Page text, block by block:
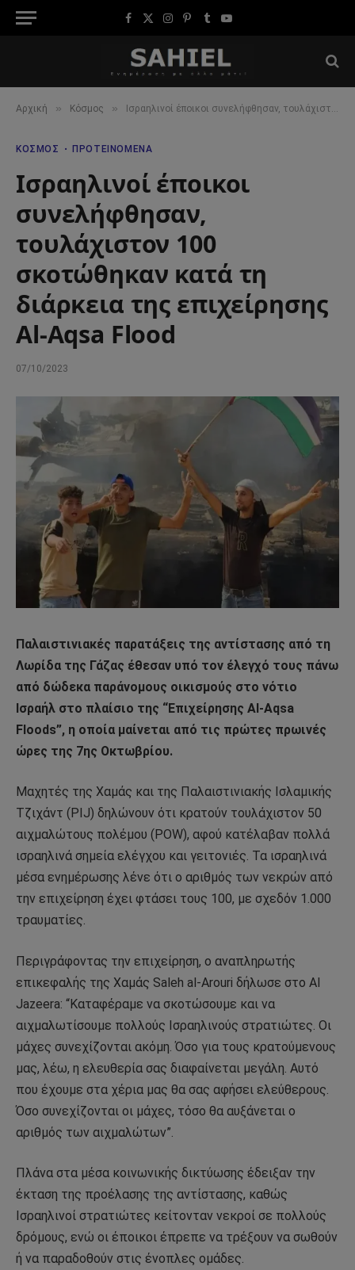
Facebook
X
Instagram
Pinterest
TumblrYouTube
Αρχική » Κόσμος » Ισραηλινοί έποικοι συνελήφθησαν, τουλάχιστον 100 σκοτώθηκαν κατά τη διάρκεια της επιχείρησης Al-Aqsa Flood
ΚΌΣΜΟΣ ΠΡΟΤΕΙΝΌΜΕΝΑ
Ισραηλινοί έποικοι
συνελήφθησαν,
τουλάχιστον 100
σκοτώθηκαν κατά τη
διάρκεια της επιχείρησης
Al-Aqsa Flood
07/10/2023
Παλαιστινιακές παρατάξεις της αντίστασης από τη
Λωρίδα της Γάζας έθεσαν υπό τον έλεγχό τους πάνω
από δώδεκα παράνομους οικισμούς στο νότιο
Ισραήλ στο πλαίσιο της “Επιχείρησης Al-Aqsa
Floods”, η οποία μαίνεται από τις πρώτες πρωινές
ώρες της 7ης Οκτωβρίου.
Μαχητές της Χαμάς και της Παλαιστινιακής Ισλαμικής
Τζιχάντ (PIJ) δηλώνουν ότι κρατούν τουλάχιστον 50
αιχμαλώτους πολέμου (POW), αφού κατέλαβαν πολλά
ισραηλινά σημεία ελέγχου και γειτονιές. Τα ισραηλινά
μέσα ενημέρωσης λένε ότι ο αριθμός των νεκρών από
την επιχείρηση έχει φτάσει τους 100, με σχεδόν 1.000
τραυματίες.
Περιγράφοντας την επιχείρηση, ο αναπληρωτής
επικεφαλής της Χαμάς Saleh al-Arouri δήλωσε στο Al
Jazeera: “Καταφέραμε να σκοτώσουμε και να
αιχμαλωτίσουμε πολλούς Ισραηλινούς στρατιώτες. Οι
μάχες συνεχίζονται ακόμη. Όσο για τους κρατούμενους
μας, λέω, η ελευθερία σας διαφαίνεται μεγάλη. Αυτό
που έχουμε στα χέρια μας θα σας αφήσει ελεύθερους.
Όσο συνεχίζονται οι μάχες, τόσο θα αυξάνεται ο
αριθμός των αιχμαλώτων”.
Πλάνα στα μέσα κοινωνικής δικτύωσης έδειξαν την
έκταση της προέλασης της αντίστασης, καθώς
Ισραηλινοί στρατιώτες κείτονταν νεκροί σε πολλούς
δρόμους, ενώ οι έποικοι έπρεπε να τρέξουν να σωθούν
ή να παραδοθούν στις ένοπλες ομάδες.